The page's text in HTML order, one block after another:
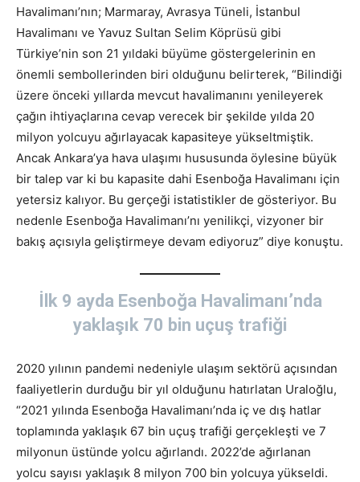
Havalimanı’nın; Marmaray, Avrasya Tüneli, İstanbul
Havalimanı ve Yavuz Sultan Selim Köprüsü gibi
Türkiye’nin son 21 yıldaki büyüme göstergelerinin en
önemli sembollerinden biri olduğunu belirterek, “Bilindiği
üzere önceki yıllarda mevcut havalimanını yenileyerek
çağın ihtiyaçlarına cevap verecek bir şekilde yılda 20
milyon yolcuyu ağırlayacak kapasiteye yükseltmiştik.
Ancak Ankara’ya hava ulaşımı hususunda öylesine büyük
bir talep var ki bu kapasite dahi Esenboğa Havalimanı için
yetersiz kalıyor. Bu gerçeği istatistikler de gösteriyor. Bu
nedenle Esenboğa Havalimanı’nı yenilikçi, vizyoner bir
bakış açısıyla geliştirmeye devam ediyoruz” diye konuştu.
İlk 9 ayda Esenboğa Havalimanı’nda
yaklaşık 70 bin uçuş trafiği
2020 yılının pandemi nedeniyle ulaşım sektörü açısından
faaliyetlerin durduğu bir yıl olduğunu hatırlatan Uraloğlu,
“2021 yılında Esenboğa Havalimanı’nda iç ve dış hatlar
toplamında yaklaşık 67 bin uçuş trafiği gerçekleşti ve 7
milyonun üstünde yolcu ağırlandı. 2022’de ağırlanan
yolcu sayısı yaklaşık 8 milyon 700 bin yolcuya yükseldi.